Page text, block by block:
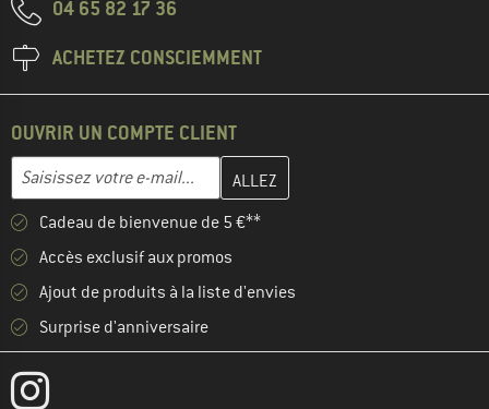
04 65 82 17 36
ACHETEZ CONSCIEMMENT
OUVRIR UN COMPTE CLIENT
Adresse e-mail
Entrez votre adresse e-mail ici et créez votre compte client à la
Cadeau de bienvenue de 5 €**
Accès exclusif aux promos
Ajout de produits à la liste d'envies
Surprise d'anniversaire